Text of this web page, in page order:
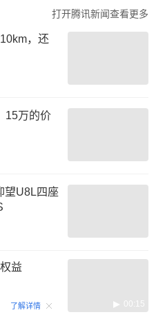
打开腾讯新闻查看更多
，还
15万的价
望U8L四座
益
了解详情 00:15